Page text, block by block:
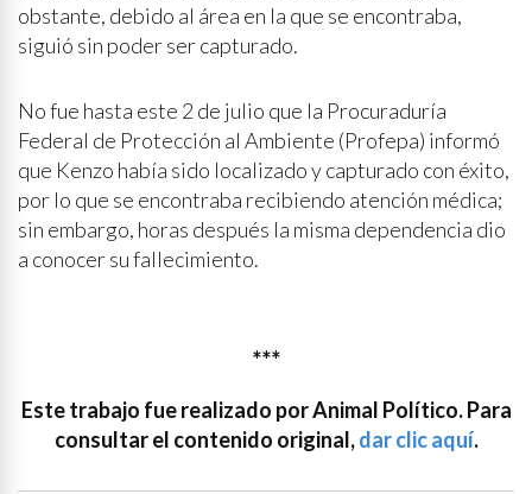
obstante, debido al área en la que se encontraba,
siguió sin poder ser capturado.
No fue hasta este 2 de julio que la Procuraduría
Federal de Protección al Ambiente (Profepa) informó
que Kenzo había sido localizado y capturado con éxito,
por lo que se encontraba recibiendo atención médica;
sin embargo, horas después la misma dependencia dio
a conocer su fallecimiento.
***
Este trabajo fue realizado por Animal Político. Para
consultar el contenido original,dar clic aquí.